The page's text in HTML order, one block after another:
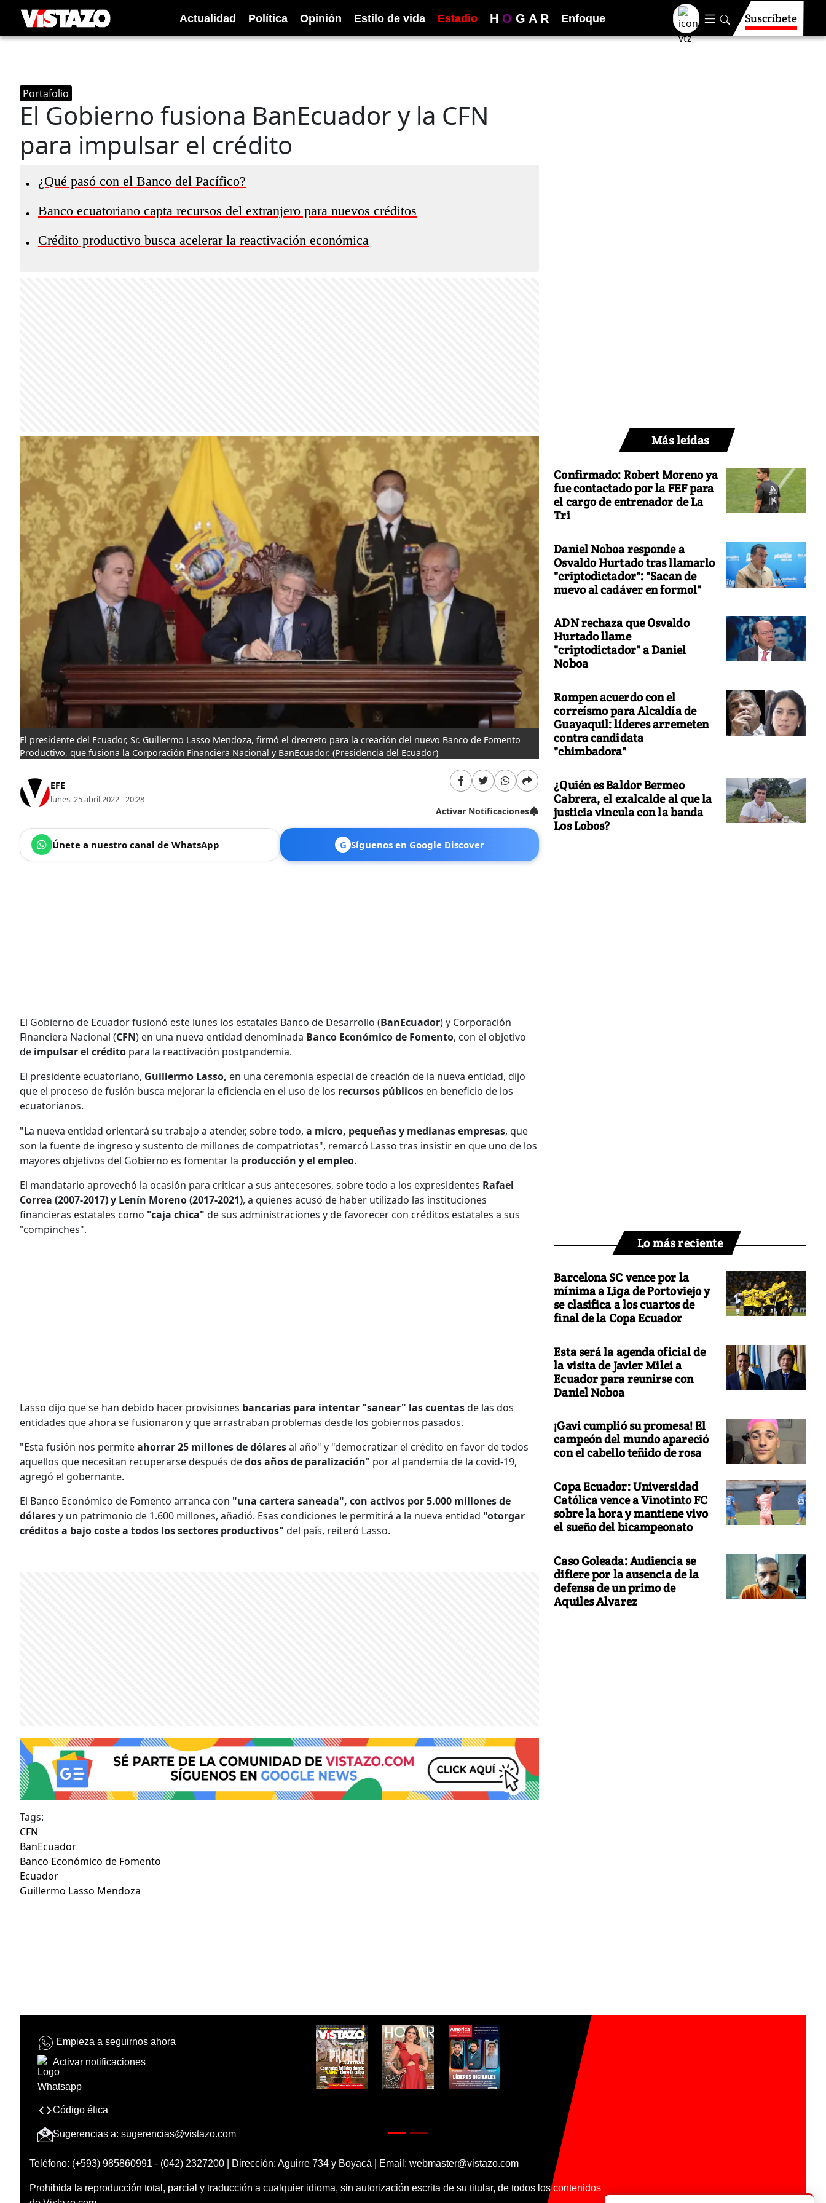
Actualidad Política Opinión Estilo de vida Estadio H O G A R Enfoque Suscríbete
Portafolio
El Gobierno fusiona BanEcuador y la CFN
para impulsar el crédito
• ¿Qué pasó con el Banco del Pacífico?
• Banco ecuatoriano capta recursos del extranjero para nuevos créditos
• Crédito productivo busca acelerar la reactivación económica
El presidente del Ecuador, Sr. Guillermo Lasso Mendoza, firmó el drecreto para la creación del nuevo Banco de Fomento
Productivo, que fusiona la Corporación Financiera Nacional y BanEcuador. (Presidencia del Ecuador)
EFE
lunes, 25 abril 2022 - 20:28
Activar Notificaciones
Únete a nuestro canal de WhatsApp G Síguenos en Google Discover
El Gobierno de Ecuador fusionó este lunes los estatales Banco de Desarrollo (BanEcuador) y Corporación
Financiera Nacional (CFN) en una nueva entidad denominada Banco Económico de Fomento, con el objetivo
de impulsar el crédito para la reactivación postpandemia.
El presidente ecuatoriano, Guillermo Lasso, en una ceremonia especial de creación de la nueva entidad, dijo
que el proceso de fusión busca mejorar la eficiencia en el uso de los recursos públicos en beneficio de los
ecuatorianos.
"La nueva entidad orientará su trabajo a atender, sobre todo, a micro, pequeñas y medianas empresas, que
son la fuente de ingreso y sustento de millones de compatriotas", remarcó Lasso tras insistir en que uno de los
mayores objetivos del Gobierno es fomentar la producción y el empleo.
El mandatario aprovechó la ocasión para criticar a sus antecesores, sobre todo a los expresidentes Rafael
Correa (2007-2017) y Lenín Moreno (2017-2021), a quienes acusó de haber utilizado las instituciones
financieras estatales como "caja chica" de sus administraciones y de favorecer con créditos estatales a sus
"compinches".
Lasso dijo que se han debido hacer provisiones bancarias para intentar "sanear" las cuentasde las dos
entidades que ahora se fusionaron y que arrastraban problemas desde los gobiernos pasados.
"Esta fusión nos permiteahorrar 25 millones de dólaresal año" y "democratizar el crédito en favor de todos
aquellos que necesitan recuperarse después dedos años de paralización" por al pandemia de la covid-19,
agregó el gobernante.
El Banco Económico de Fomento arranca con "una cartera saneada", con activos por 5.000 millones de
dólaresy un patrimonio de 1.600 millones, añadió. Esas condiciones le permitirá a la nueva entidad "otorgar
créditos a bajo coste a todos los sectores productivos" del país, reiteró Lasso.
Tags:
CFN
BanEcuador
Banco Económico de Fomento
Ecuador
Guillermo Lasso Mendoza
Más leídas
Confirmado: Robert Moreno ya
fue contactado por la FEF para
el cargo de entrenador de La
Tri
Daniel Noboa responde a
Osvaldo Hurtado tras llamarlo
"criptodictador": "Sacan de
nuevo al cadáver en formol"
ADN rechaza que Osvaldo
Hurtado llame
"criptodictador" a Daniel
Noboa
Rompen acuerdo con el
correísmo para Alcaldía de
Guayaquil: líderes arremeten
contra candidata
"chimbadora"
¿Quién es Baldor Bermeo
Cabrera, el exalcalde al que la
justicia vincula con la banda
Los Lobos?
Lo más reciente
Barcelona SC vence por la
mínima a Liga de Portoviejo y
se clasifica a los cuartos de
final de la Copa Ecuador
Esta será la agenda oficial de
la visita de Javier Milei a
Ecuador para reunirse con
Daniel Noboa
¡Gavi cumplió su promesa! El
campeón del mundo apareció
con el cabello teñido de rosa
Copa Ecuador: Universidad
Católica vence a Vinotinto FC
sobre la hora y mantiene vivo
el sueño del bicampeonato
Caso Goleada: Audiencia se
difiere por la ausencia de la
defensa de un primo de
Aquiles Alvarez
Empieza a seguirnos ahora
Activar notificaciones
Código ética
Sugerencias a: sugerencias@vistazo.com
Teléfono: (+593) 985860991 - (042) 2327200 | Dirección: Aguirre 734 y Boyacá | Email: webmaster@vistazo.com
Prohibida la reproducción total, parcial y traducción a cualquier idioma, sin autorización escrita de su titular, de todos los contenidos